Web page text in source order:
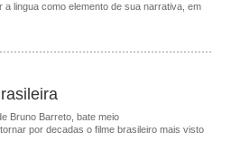
lingua como elemento de sua narrativa, em
Bruno Barreto, bate meio
por decadas o filme brasileiro mais visto